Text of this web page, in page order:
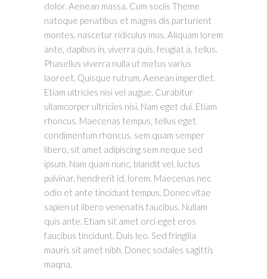
dolor. Aenean massa. Cum sociis Theme
natoque penatibus et magnis dis parturient
montes, nascetur ridiculus mus. Aliquam lorem
ante, dapibus in, viverra quis, feugiat a, tellus.
Phasellus viverra nulla ut metus varius
laoreet. Quisque rutrum. Aenean imperdiet.
Etiam ultricies nisi vel augue. Curabitur
ullamcorper ultricies nisi. Nam eget dui. Etiam
rhoncus. Maecenas tempus, tellus eget
condimentum rhoncus, sem quam semper
libero, sit amet adipiscing sem neque sed
ipsum. Nam quam nunc, blandit vel, luctus
pulvinar, hendrerit id, lorem. Maecenas nec
odio et ante tincidunt tempus. Donec vitae
sapien ut libero venenatis faucibus. Nullam
quis ante. Etiam sit amet orci eget eros
faucibus tincidunt. Duis leo. Sed fringilla
mauris sit amet nibh. Donec sodales sagittis
maqna.